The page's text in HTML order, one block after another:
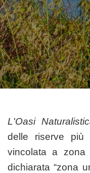
L'Oasi
delle riserve più
vincolata a
dichiarata “zona